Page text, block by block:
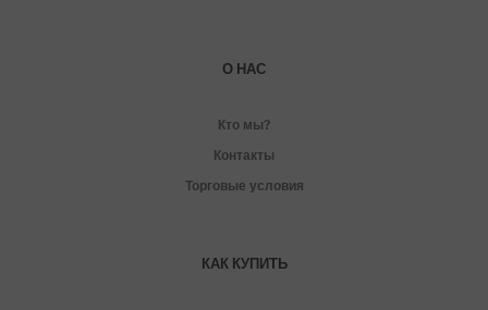
О НАС
Кто мы?
Контакты
Торговые условия
КАК КУПИТЬ